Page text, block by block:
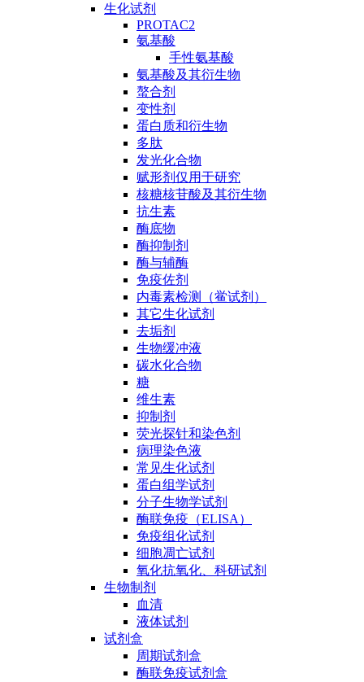
生化试剂
PROTAC2
氨基酸
手性氨基酸
氨基酸及其衍生物
螯合剂
变性剂
蛋白质和衍生物
多肽
发光化合物
赋形剂仅用于研究
核糖核苷酸及其衍生物
抗生素
酶底物
酶抑制剂
酶与辅酶
免疫佐剂
内毒素检测（鲎试剂）
其它生化试剂
去垢剂
生物缓冲液
碳水化合物
糖
维生素
抑制剂
荧光探针和染色剂
病理染色液
常见生化试剂
蛋白组学试剂
分子生物学试剂
酶联免疫（ELISA）
免疫组化试剂
细胞凋亡试剂
氧化抗氧化、科研试剂
生物制剂
血清
液体试剂
试剂盒
周期试剂盒
酶联免疫试剂盒